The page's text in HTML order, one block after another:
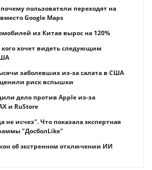
пользователи переходят на
Google Maps
из Китая вырос на 120%
хочет видеть следующим
заболевших из-за салата в США
риск вспышки
дело против Apple из-за
и RuStore
не исчез". Что показала экспертная
"ДосболLike"
об экстренном отключении ИИ